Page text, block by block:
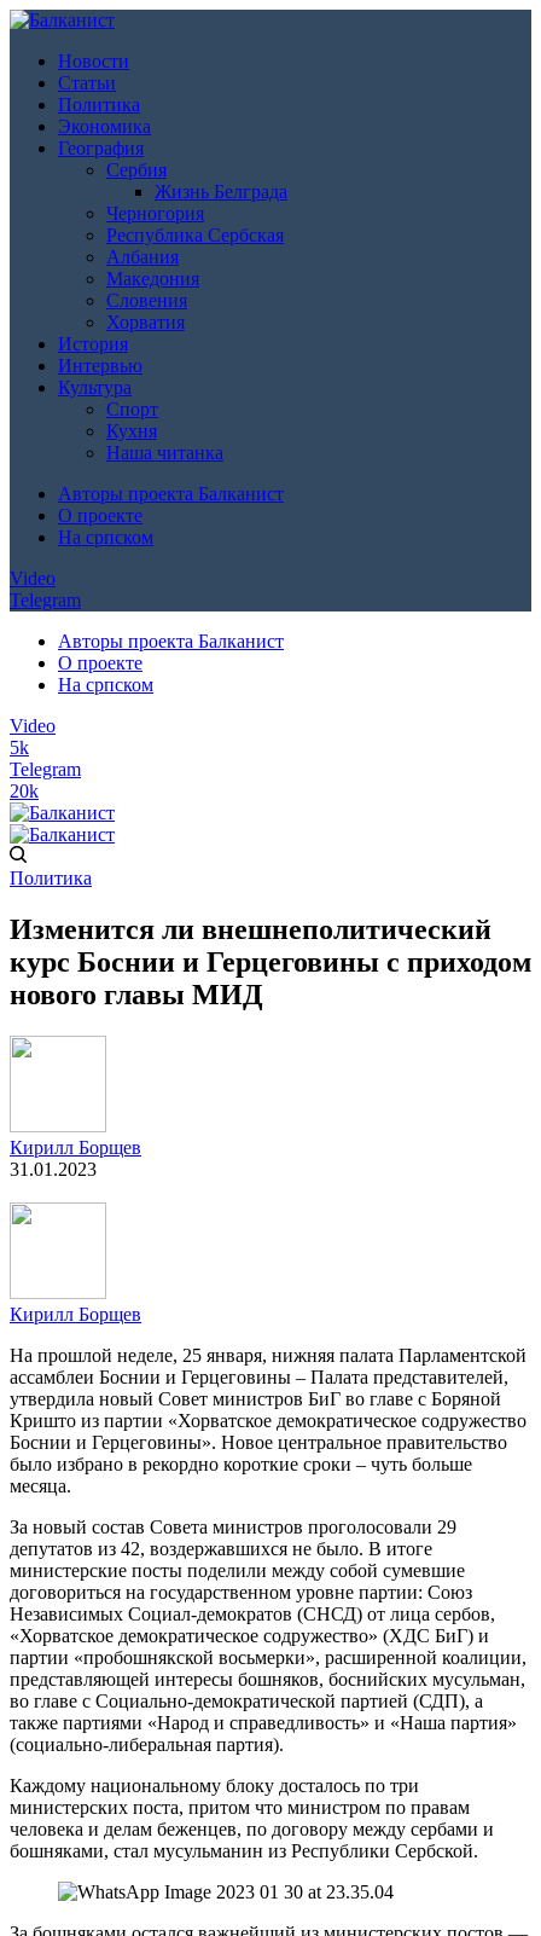
Новости
Статьи
Политика
Экономика
География
Сербия
Жизнь Белграда
Черногория
Республика Сербская
Албания
Македония
Словения
Хорватия
История
Интервью
Культура
Спорт
Кухня
Наша читанка
Авторы проекта Балканист
О проекте
На српском
Video
Telegram
Авторы проекта Балканист
О проекте
На српском
Video
5k
Telegram
20k
Политика
Изменится ли внешнеполитический
курс Боснии и Герцеговины с приходом
нового главы МИД
Кирилл Борщев
31.01.2023
Кирилл Борщев
На прошлой неделе, 25 января, нижняя палата Парламентской
ассамблеи Боснии и Герцеговины – Палата представителей,
утвердила новый Совет министров БиГ во главе с Боряной
Кришто из партии «Хорватское демократическое содружество
Боснии и Герцеговины». Новое центральное правительство
было избрано в рекордно короткие сроки – чуть больше
месяца.
За новый состав Совета министров проголосовали 29
депутатов из 42, воздержавшихся не было. В итоге
министерские посты поделили между собой сумевшие
договориться на государственном уровне партии: Союз
Независимых Социал-демократов (СНСД) от лица сербов,
«Хорватское демократическое содружество» (ХДС БиГ) и
партии «пробошнякской восьмерки», расширенной коалиции,
представляющей интересы бошняков, боснийских мусульман,
во главе с Социально-демократической партией (СДП), а
также партиями «Народ и справедливость» и «Наша партия»
(социально-либеральная партия).
Каждому национальному блоку досталось по три
министерских поста, притом что министром по правам
человека и делам беженцев, по договору между сербами и
бошняками, стал мусульманин из Республики Сербской.